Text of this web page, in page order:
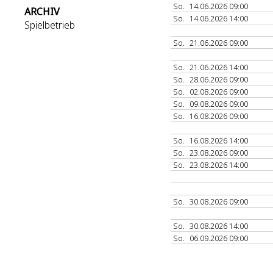
ARCHIV
Spielbetrieb
So. 14.06.2026 09:00
So. 14.06.2026 14:00
So. 21.06.2026 09:00
So. 21.06.2026 14:00
So. 28.06.2026 09:00
So. 02.08.2026 09:00
So. 09.08.2026 09:00
So. 16.08.2026 09:00
So. 16.08.2026 14:00
So. 23.08.2026 09:00
So. 23.08.2026 14:00
So. 30.08.2026 09:00
So. 30.08.2026 14:00
So. 06.09.2026 09:00